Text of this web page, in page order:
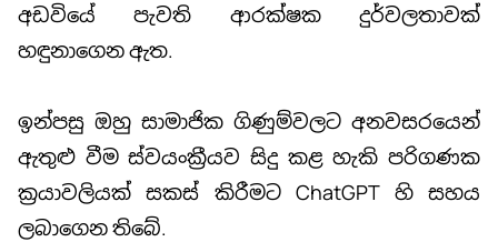
අඩවියේ පැවති ආරක්ෂක දුර්වලතාවක්
හඳුනාගෙන ඇත.
ඉන්පසු ඔහු සාමාජික ගිණුම්වලට අනවසරයෙන්
ඇතුළු වීම ස්වයංක්‍රීයව සිදු කළ හැකි පරිගණක
ක්‍රයාවලියක් සකස් කිරීමට ChatGPT හි සහය
ලබාගෙන තිබේ.